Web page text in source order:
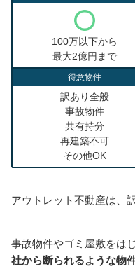
100万以下から
最大2億円まで
得意物件
訳あり全般
事故物件
共有持分
再建築不可
その他OK
アウトレット不動産は、
事故物件やゴミ屋敷をは
社から断られるような物